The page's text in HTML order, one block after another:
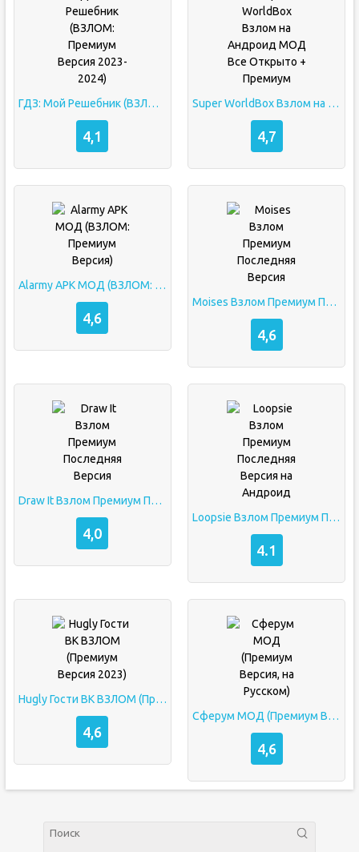
ГДЗ: Мой Решебник (ВЗЛОМ: Премиум Версия 2023-2024)
4,1
Super WorldBox Взлом на Андроид МОД Все Открыто + Премиум
4,7
Alarmy APK МОД (ВЗЛОМ: Премиум Версия)
4,6
Moises Взлом Премиум Последняя Версия
4,6
Draw It Взлом Премиум Последняя Версия
4,0
Loopsie Взлом Премиум Последняя Версия на Андроид
4.1
Hugly Гости ВК ВЗЛОМ (Премиум Версия 2023)
4,6
Сферум МОД (Премиум Версия, на Русском)
4,6